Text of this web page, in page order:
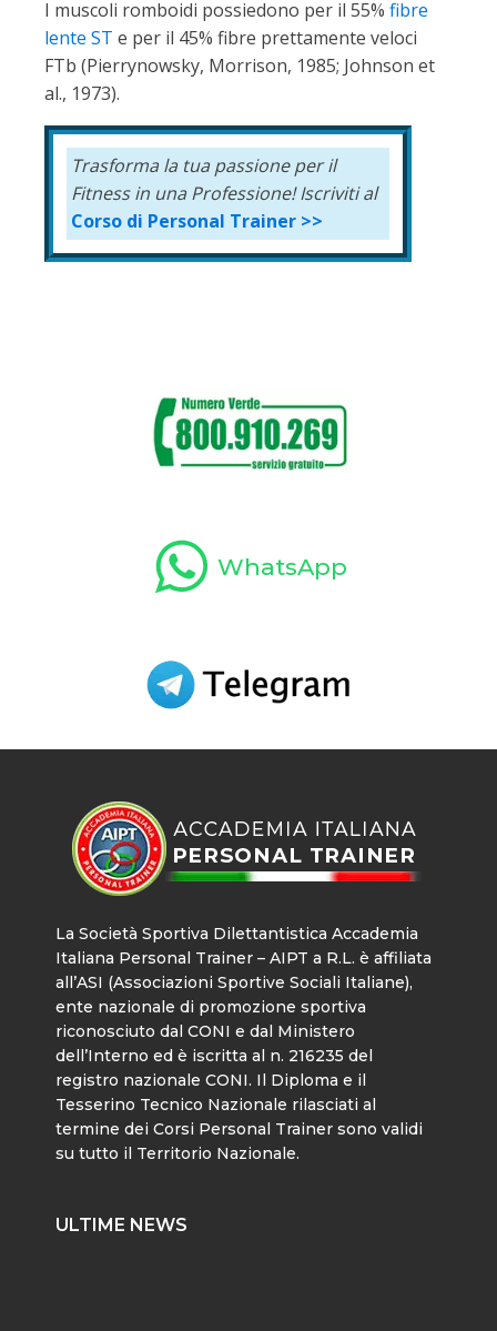
I muscoli romboidi possiedono per il 55% fibre
lente ST e per il 45% fibre prettamente veloci
FTb (Pierrynowsky, Morrison, 1985; Johnson et
al., 1973).
Trasforma la tua passione per il
Fitness in una Professione! Iscriviti al
Corso di Personal Trainer >>
WhatsApp
La Società Sportiva Dilettantistica Accademia
Italiana Personal Trainer – AIPT a R.L. è affiliata
all’ASI (Associazioni Sportive Sociali Italiane),
ente nazionale di promozione sportiva
riconosciuto dal CONI e dal Ministero
dell’Interno ed è iscritta al n. 216235 del
registro nazionale CONI. Il Diploma e il
Tesserino Tecnico Nazionale rilasciati al
termine dei Corsi Personal Trainer sono validi
su tutto il Territorio Nazionale.
ULTIME NEWS